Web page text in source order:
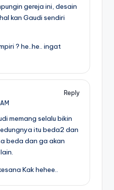
gereja ini, desain
kan Gaudi sendiri
? he..he.. ingat
Reply
memang selalu bikin
itu beda2 dan
beda dan ga akan
Kak hehee..